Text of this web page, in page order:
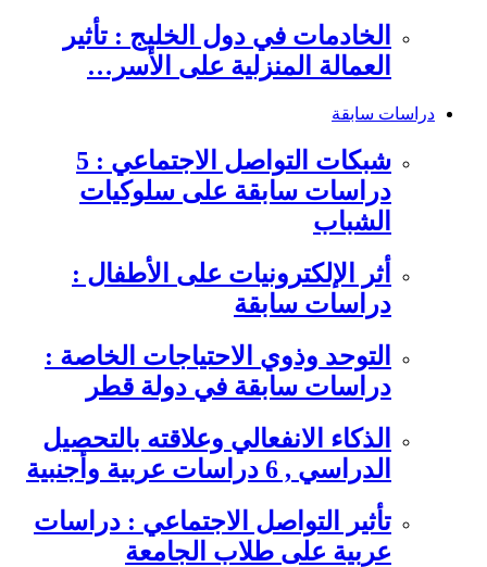
الخادمات في دول الخليج : تأثير
العمالة المنزلية على الأسر…
دراسات سابقة
شبكات التواصل الاجتماعي : 5
دراسات سابقة على سلوكيات
الشباب
أثر الإلكترونيات على الأطفال :
دراسات سابقة
التوحد وذوي الاحتياجات الخاصة :
دراسات سابقة في دولة قطر
الذكاء الانفعالي وعلاقته بالتحصيل
الدراسي , 6 دراسات عربية وأجنبية
تأثير التواصل الاجتماعي : دراسات
عربية على طلاب الجامعة